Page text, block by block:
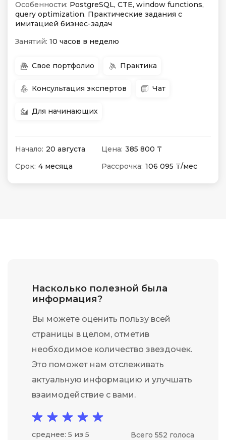
Особенности: PostgreSQL, CTE, window functions,
query optimization. Практические задания с
имитацией бизнес-задач
Занятий: 10 часов в неделю
Свое портфолио Практика
Консультация экспертов Чат
Для начинающих
Начало: 20 августа Цена: 385 800 ₸
Срок: 4 месяца Рассрочка: 106 095 ₸/мес
Насколько полезной была
информация?
Вы можете оценить пользу всей
страницы в целом, отметив
необходимое количество звездочек.
Это поможет нам отслеживать
актуальную информацию и улучшать
взаимодействие с вами.
среднее: 5 из 5 Всего 552 голоса